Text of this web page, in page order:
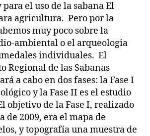
el uso de la sabana El
agricultura. Pero por la
muy poco sobre la
ambiental o el arqueologia
individuales. El
Regional de las Sabanas
a cabo en dos fases: la Fase I
y la Fase II es el estudio
objetivo de la Fase I, realizado
de 2009, era el mapa de
y topografía una muestra de